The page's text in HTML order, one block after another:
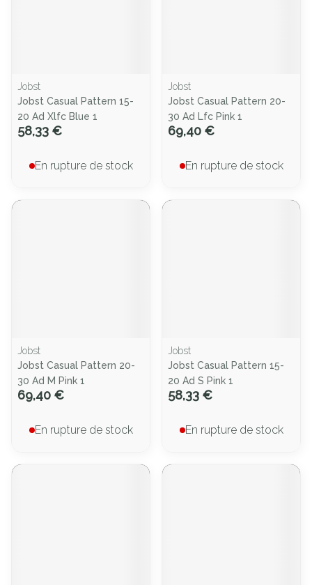
Jobst
Jobst Casual Pattern 15-
20 Ad Xlfc Blue 1
58,33 €
En rupture de stock
Jobst
Jobst Casual Pattern 20-
30 Ad Lfc Pink 1
69,40 €
En rupture de stock
Jobst
Jobst Casual Pattern 20-
30 Ad M Pink 1
69,40 €
En rupture de stock
Jobst
Jobst Casual Pattern 15-
20 Ad S Pink 1
58,33 €
En rupture de stock